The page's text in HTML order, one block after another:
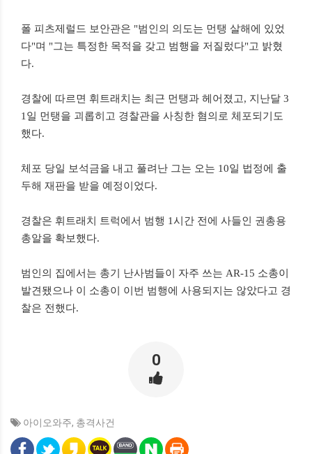
폴 피츠제럴드 보안관은 "범인의 의도는 먼탱 살해에 있었
다"며 "그는 특정한 목적을 갖고 범행을 저질렀다"고 밝혔
다.
경찰에 따르면 휘트래치는 최근 먼탱과 헤어졌고, 지난달 3
1일 먼탱을 괴롭히고 경찰관을 사칭한 혐의로 체포되기도
했다.
체포 당일 보석금을 내고 풀려난 그는 오는 10일 법정에 출
두해 재판을 받을 예정이었다.
경찰은 휘트래치 트럭에서 범행 1시간 전에 사들인 권총용
총알을 확보했다.
범인의 집에서는 총기 난사범들이 자주 쓰는 AR-15 소총이
발견됐으나 이 소총이 이번 범행에 사용되지는 않았다고 경
찰은 전했다.
0
아이오와주, 총격사건